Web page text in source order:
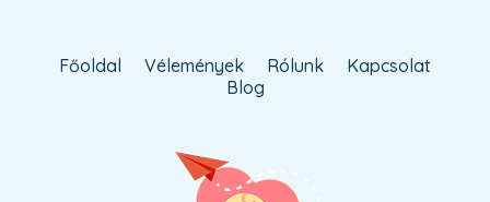
Főoldal Vélemények Rólunk
Kapcsolat
Blog